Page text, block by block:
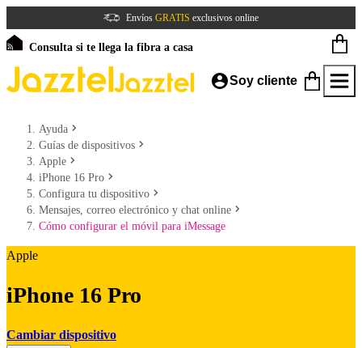
Envíos GRATIS exclusivos online
Consulta si te llega la fibra a casa
Soy cliente
Ayuda
Guías de dispositivos
Apple
iPhone 16 Pro
Configura tu dispositivo
Mensajes, correo electrónico y chat online
Cómo configurar el móvil para iMessage
Apple
iPhone 16 Pro
Cambiar dispositivo